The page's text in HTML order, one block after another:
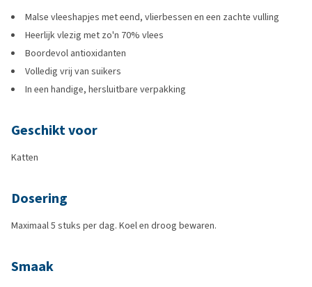
Malse vleeshapjes met eend, vlierbessen en een zachte vulling
Heerlijk vlezig met zo'n 70% vlees
Boordevol antioxidanten
Volledig vrij van suikers
In een handige, hersluitbare verpakking
Geschikt voor
Katten
Dosering
Maximaal 5 stuks per dag. Koel en droog bewaren.
Smaak